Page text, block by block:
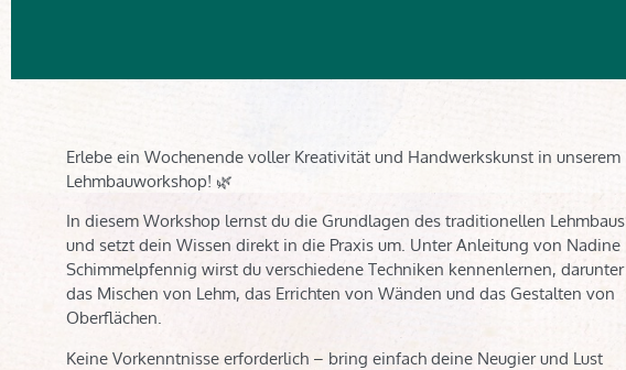
Erlebe ein Wochenende voller Kreativität und Handwerkskunst in unserem
Lehmbauworkshop! 🌿
In diesem Workshop lernst du die Grundlagen des traditionellen Lehmbaus
und setzt dein Wissen direkt in die Praxis um. Unter Anleitung von Nadine
Schimmelpfennig wirst du verschiedene Techniken kennenlernen, darunter
das Mischen von Lehm, das Errichten von Wänden und das Gestalten von
Oberflächen.
Keine Vorkenntnisse erforderlich – bring einfach deine Neugier und Lust